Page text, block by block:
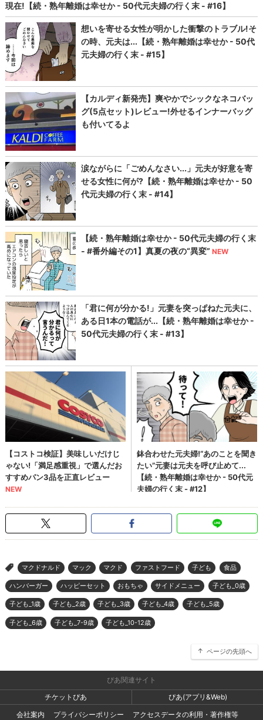
> マクドナルド マック マクド ファストフード 子ども 食品
ハンバーガー ハッピーセット おもちゃ サイドメニュー 子ども_0歳
子ども_1歳 子ども_2歳 子ども_3歳 子ども_4歳 子ども_5歳
子ども_6歳 子ども_7-9歳 子ども_10-12歳
ページの先頭へ
ぴあ関連サイト
チケットぴあ
ぴあ(アプリ&Web)
会社案内
プライバシーポリシー アクセスデータの利用・著作権等